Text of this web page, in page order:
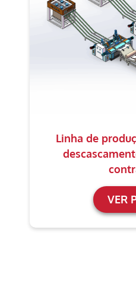
Linha de
VER